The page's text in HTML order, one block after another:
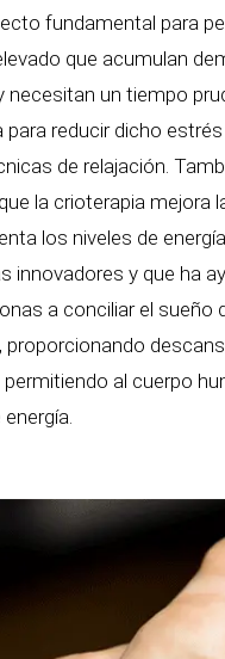
fundamental para
que acumulan
necesitan un tiempo
para reducir dicho
de relajación.
la crioterapia mejora
los niveles de
innovadores y que ha
a conciliar el sueño
proporcionando
permitiendo al cuerpo